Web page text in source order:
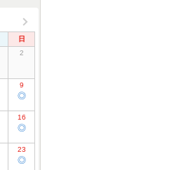
日
2
9
◎
16
◎
23
◎